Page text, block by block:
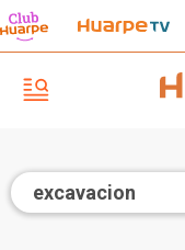
excavacion